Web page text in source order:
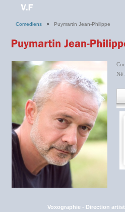
Comediens > Puymartin Jean-Philippe
Né
Voxographie- Direction